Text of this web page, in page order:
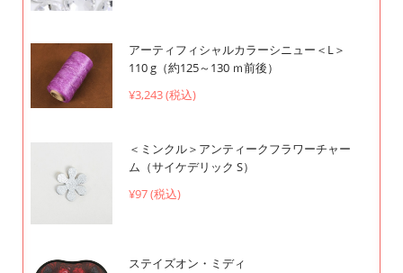
アーティフィシャルカラーシニュー＜L＞
110 g（約125～130 ｍ前後）
¥3,243 (税込)
＜ミンクル＞アンティークフラワーチャー
ム（サイケデリック S）
¥97 (税込)
ステイズオン・ミディ